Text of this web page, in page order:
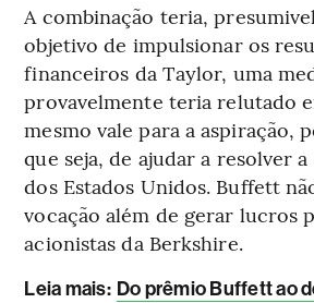
A combinação teria,
objetivo de impulsionar os
financeiros da Taylor, uma
provavelmente teria relutado
mesmo vale para a aspiração,
que seja, de ajudar a resolver
dos Estados Unidos. Buffett
vocação além de gerar lucros
acionistas da Berkshire.
Leia mais: Do prêmio Buffett ao